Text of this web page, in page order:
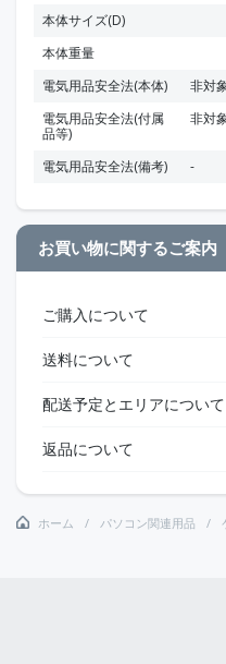
本体サイズ(D)
本体重量
電気用品安全法(本体)
非対
電気用品安全法(付属
品等)
非対
電気用品安全法(備考) -
お買い物に関するご案内
ご購入について
送料について
配送予定とエリアについて
返品について
ホーム パソコン関連用品